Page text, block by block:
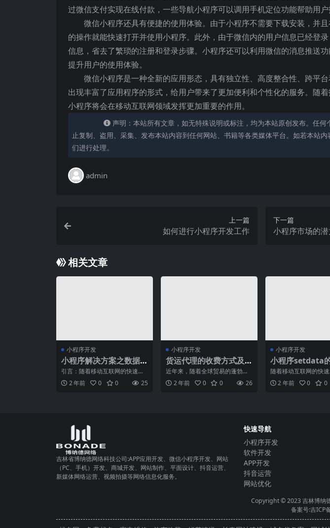
过微信支付实现在线付款，一些导航小程序可以调用手机定位功能帮助用户
微信小程序还具有便捷的使用体验。由于小程序不需要下载安装，并
的操作就能快速打开并使用小程序。此外，由于微信内的用户信息已经登
信息，省去了繁琐的注册和登录步骤。小程序还可以利用微信的消息推送
提升用户的使用体验。
微信小程序是一种全新的应用形态，具有独立性、高度整合性、跨平
出现丰富了应用程序的形式，给用户带来了更加便利和个性化的服务。随
小程序将会在移动互联网领域发挥更加重要的作用。
声明：本站所有文章，如无特殊说明或标注，均为本站原创发布。任
止复制、盗用、采集、发布本站内容到任何网站、书籍等各类媒体平台。如若本站
们进行处理。
admin
上一篇
如何进行小程序开发工作
下一篇
小程序市场的
相关文章
小程序开发
小程序解决方案之数据
管理
引言：随着移动互联网的快速发
展，小程序已成为一种越来越受
欢迎的应用程序类型。在构
2 年前 0 0 25
小程序开发
货运代理的收费方式及
费用预估技巧
近年来，随着全球贸易的蓬勃发
展，物流行业迅速崛起。作为物
流行业中的重要环节，货运
2 年前 0 0 26
小程序开发
小程序setdata
法和注意事项
随着移动互联网的快
程序在市场上逐渐占
地。作为一种轻量级的
2 年前 0 0
吉林省博纳德网络科技公司:APP应用开发、微信小程序开发、网站
（PC、手机）开发、商城开发、网站制作、平面设计、抖音运营、
新媒体网络运营、视频拍摄等网络信息化服务。
快速导航
小程序开发
软件开发
APP开发
抖音运营
网站优化
Copyright © 2023吉林博纳
备案号:吉ICP